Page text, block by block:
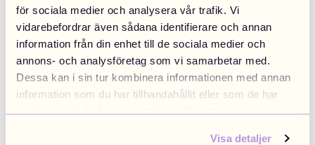
för sociala medier och analysera vår trafik. Vi
vidarebefordrar även sådana identifierare och annan
information från din enhet till de sociala medier och
annons- och analysföretag som vi samarbetar med.
Dessa kan i sin tur kombinera informationen med annan
information som du har tillhandahållit eller som de har
samlat in när du har använt deras tjänster.
Visa detaljer
Application error: a client-side exception has occurred (see the
browser console for more information).